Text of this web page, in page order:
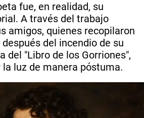
fue, en realidad, su
A través del trabajo
amigos, quienes recopilaron
del incendio de su
del "Libro de los Gorriones",
la luz de manera póstuma.